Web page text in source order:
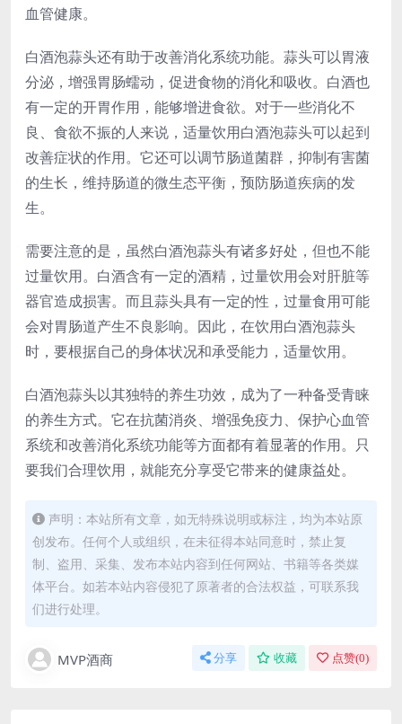
血管健康。
白酒泡蒜头还有助于改善消化系统功能。蒜头可以胃液
分泌，增强胃肠蠕动，促进食物的消化和吸收。白酒也
有一定的开胃作用，能够增进食欲。对于一些消化不
良、食欲不振的人来说，适量饮用白酒泡蒜头可以起到
改善症状的作用。它还可以调节肠道菌群，抑制有害菌
的生长，维持肠道的微生态平衡，预防肠道疾病的发
生。
需要注意的是，虽然白酒泡蒜头有诸多好处，但也不能
过量饮用。白酒含有一定的酒精，过量饮用会对肝脏等
器官造成损害。而且蒜头具有一定的性，过量食用可能
会对胃肠道产生不良影响。因此，在饮用白酒泡蒜头
时，要根据自己的身体状况和承受能力，适量饮用。
白酒泡蒜头以其独特的养生功效，成为了一种备受青睐
的养生方式。它在抗菌消炎、增强免疫力、保护心血管
系统和改善消化系统功能等方面都有着显著的作用。只
要我们合理饮用，就能充分享受它带来的健康益处。
声明：本站所有文章，如无特殊说明或标注，均为本站原
创发布。任何个人或组织，在未征得本站同意时，禁止复
制、盗用、采集、发布本站内容到任何网站、书籍等各类媒
体平台。如若本站内容侵犯了原著者的合法权益，可联系我
们进行处理。
MVP酒商 分享 收藏 点赞(0)